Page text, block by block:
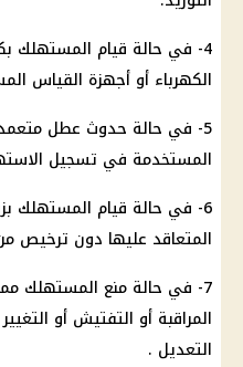
4- في حالة قيام المستهلك
الكهرباء أو أجهزة القياس
5- في حالة حدوث عطل
المستخدمة في تسجيل
6- في حالة قيام المستهلك
المتعاقد عليها دون ترخيص
7- في حالة منع المستهلك
المراقبة أو التفتيش أو
التعديل .